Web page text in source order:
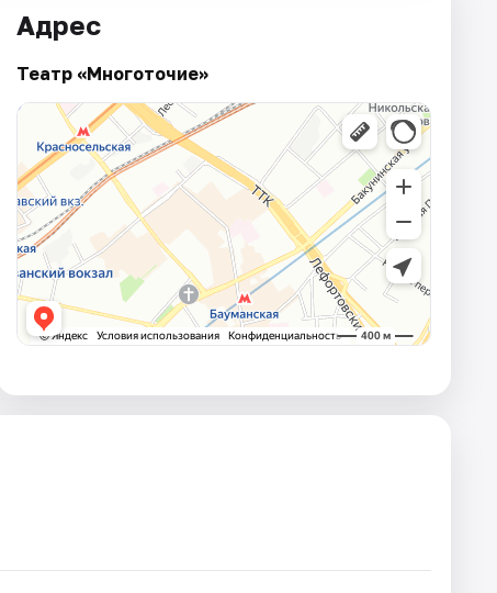
Адрес
Театр «Многоточие»